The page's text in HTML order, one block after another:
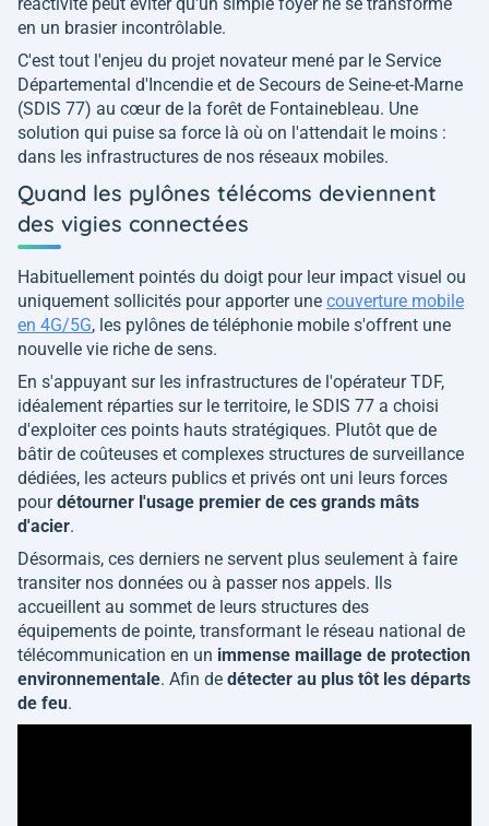
en un brasier incontrôlable.
C'est tout l'enjeu du projet novateur mené par le Service
Départemental d'Incendie et de Secours de Seine-et-Marne
(SDIS 77) au cœur de la forêt de Fontainebleau. Une
solution qui puise sa force là où on l'attendait le moins :
dans les infrastructures de nos réseaux mobiles.
Quand les pylônes télécoms deviennent
des vigies connectées
Habituellement pointés du doigt pour leur impact visuel ou
uniquement sollicités pour apporter une couverture mobile
en 4G/5G, les pylônes de téléphonie mobile s'offrent une
nouvelle vie riche de sens.
En s'appuyant sur les infrastructures de l'opérateur TDF,
idéalement réparties sur le territoire, le SDIS 77 a choisi
d'exploiter ces points hauts stratégiques. Plutôt que de
bâtir de coûteuses et complexes structures de surveillance
dédiées, les acteurs publics et privés ont uni leurs forces
pourdétourner l'usage premier de ces grands mâts
d'acier.
Désormais, ces derniers ne servent plus seulement à faire
transiter nos données ou à passer nos appels. Ils
accueillent au sommet de leurs structures des
équipements de pointe, transformant le réseau national de
télécommunication en un immense maillage de protection
environnementale. Afin de détecter au plus tôt les départs
de feu.